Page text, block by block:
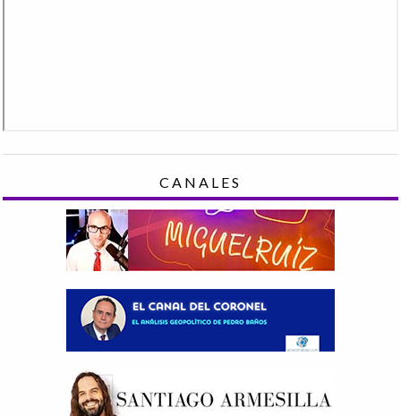
CANALES